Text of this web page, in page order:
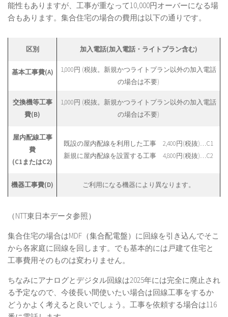
能性もありますが、工事が重なって10,000円オーバーになる場
合もあります。集合住宅の場合の費用は以下の通りです。
区別 加入電話(加入電話・ライトプラン含む)
基本工事費(A)
1,000円 (税抜。新規かつライトプラン以外の加入電話
の場合は不要)
交換機等工事
費(B)
1,000円 (税抜。新規かつライトプラン以外の加入電話
の場合は不要)
屋内配線工事
費
(C1またはC2)
既設の屋内配線を利用した工事 2,400円(税抜)…C1
新規に屋内配線を設置する工事 4,800円(税抜)…C2
機器工事費(D) ご利用になる機器により異なります。
（NTT東日本データ参照）
集合住宅の場合はMDF（集合配電盤）に回線を引き込んでそこ
から各家庭に回線を回します。でも基本的には戸建て住宅と
工事費用そのものは変わりません。
ちなみにアナログとデジタル回線は2025年には完全に廃止され
る予定なので、今後長い間使いたい場合は回線工事をするか
どうかよく考えると良いでしょう。工事を依頼する場合は116